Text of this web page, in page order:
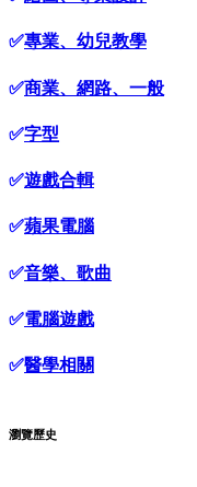
✅專業、幼兒教學
✅商業、網路、一般
✅字型
✅遊戲合輯
✅蘋果電腦
✅音樂、歌曲
✅電腦遊戲
✅醫學相關
瀏覽歷史